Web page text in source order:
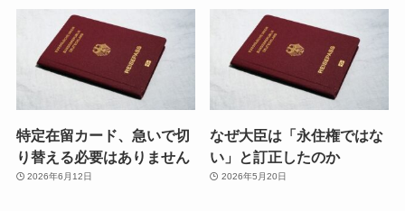
特定在留カード、急いで切
り替える必要はありません
2026年6月12日
なぜ大臣は「永住権ではな
い」と訂正したのか
2026年5月20日